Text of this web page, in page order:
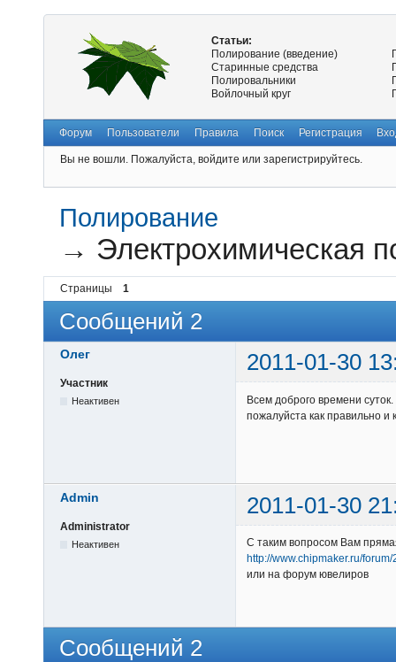
Статьи:
Полирование (введение)
Старинные средства
Полировальники
Войлочный круг
Форум Пользователи Правила Поиск Регистрация
Вы не вошли. Пожалуйста, войдите или зарегистрируйтесь.
Полирование
→ Электрохимическая
Страницы 1
Сообщений 2
Олег 2011-01-30
Участник
Неактивен
Всем доброго времени
пожалуйста как правильно и
Admin 2011-01-30
Administrator
Неактивен
С таким вопросом Вам
http://www.chipmaker.ru/forum/
или на форум ювелиров
Сообщений 2